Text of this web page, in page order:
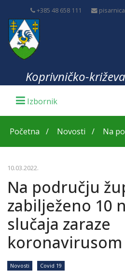
+385 48 658 111
Koprivničko-
Početna Novosti Na
10.03.2022.
Na području
zabilježeno 10
slučaja zaraze
koronavirusom
Novosti Covid 19